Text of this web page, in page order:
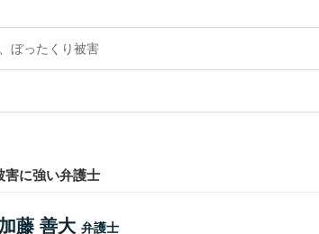
ぼったくり被害
害に強い弁護士
加藤 善大 弁護士